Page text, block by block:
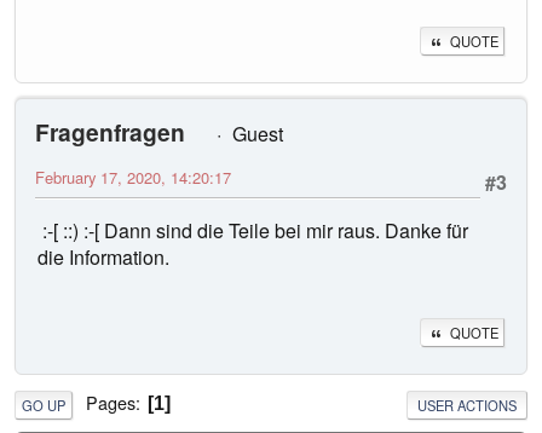
QUOTE
Fragenfragen
Guest
#3
February 17, 2020, 14:20:17
:-[ ::) :-[ Dann sind die Teile bei mir raus. Danke für
die Information.
QUOTE
GO UP Pages 1 USER ACTIONS